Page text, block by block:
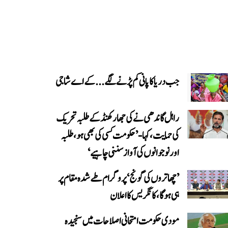
جب دریا کا پانی کم پڑنے لگے...کے اے شاجی
راہل گاندھی نے کی جھارکھنڈ کے طلبہ تحریک
کی حمایت، کہا- ’حکومت کسی کی بھی ہو، طلبہ
اور نوجوانوں کی آواز سننی چاہیے‘
’چھاتروں کی گونج‘ پروگرام طے شدہ مقام پر
ہی ہوگا، کانگریس کا اعلان
مودی حکومت امتحانی اصلاحات میں سنجیدہ